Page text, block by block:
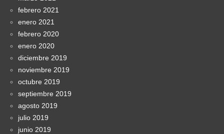
febrero 2021
enero 2021
febrero 2020
enero 2020
diciembre 2019
noviembre 2019
octubre 2019
septiembre 2019
agosto 2019
julio 2019
junio 2019